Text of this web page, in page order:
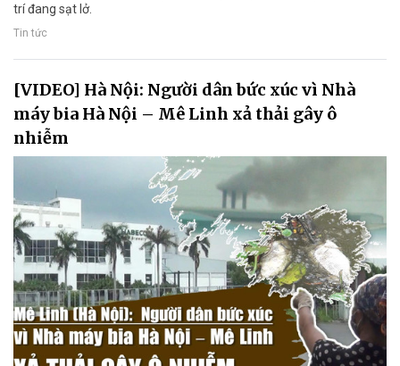
trí đang sạt lở.
Tin tức
[VIDEO] Hà Nội: Người dân bức xúc vì Nhà
máy bia Hà Nội – Mê Linh xả thải gây ô
nhiễm